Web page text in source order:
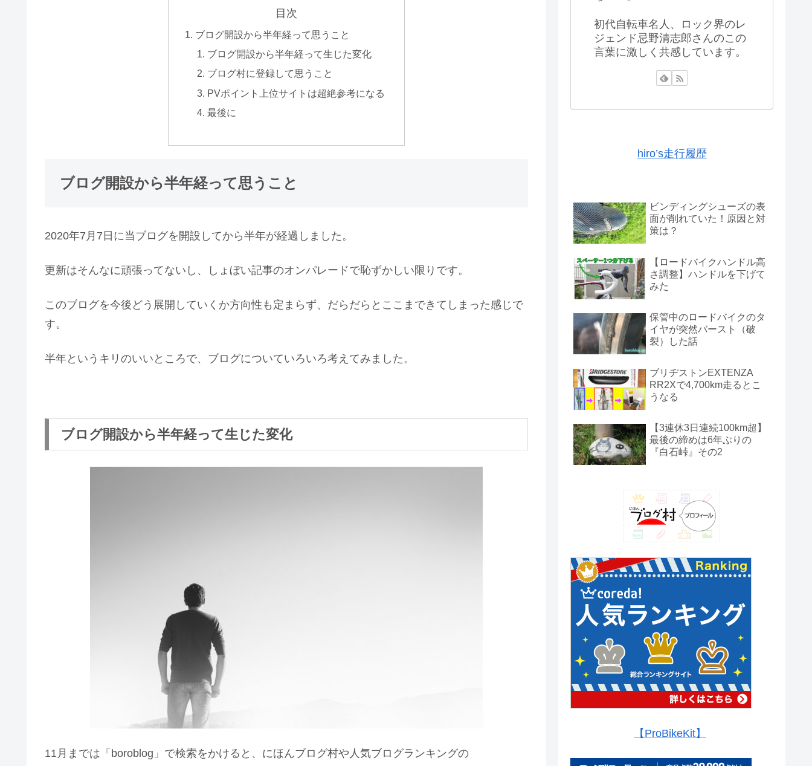
目次
ブログ開設から半年経って思うこと
ブログ開設から半年経って生じた変化
ブログ村に登録して思うこと
PVポイント上位サイトは超絶参考になる
最後に
ブログ開設から半年経って思うこと
2020年7月7日に当ブログを開設してから半年が経過しました。
更新はそんなに頑張ってないし、しょぼい記事のオンパレードで恥ずかしい限りです。
このブログを今後どう展開していくか方向性も定まらず、だらだらとここまできてしまった感じで
す。
半年というキリのいいところで、ブログについていろいろ考えてみました。
ブログ開設から半年経って生じた変化
11月までは「boroblog」で検索をかけると、にほんブログ村や人気ブログランキングの
初代自転車名人、ロック界のレ
ジェンド忌野清志郎さんのこの
言葉に激しく共感しています。
hiro’s走行履歴
ビンディングシューズの表
面が削れていた！原因と対
策は？
【ロードバイクハンドル高
さ調整】ハンドルを下げて
みた
保管中のロードバイクのタ
イヤが突然バースト（破
裂）した話
ブリヂストンEXTENZA
RR2Xで4,700km走るとこ
うなる
【3連休3日連続100km超】
最後の締めは6年ぶりの
『白石峠』その2
【ProBikeKit】